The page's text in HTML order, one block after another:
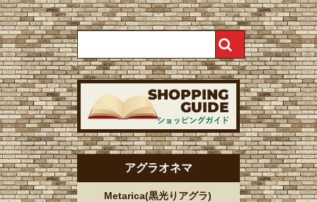
アグラオネマ
Metarica(黒光りアグラ)